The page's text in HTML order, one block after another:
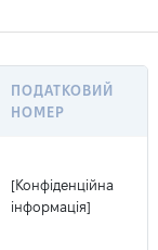
ПОДАТКОВИЙ
НОМЕР
[Конфіденційна
інформація]